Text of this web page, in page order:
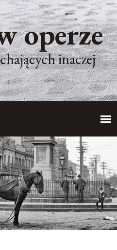
operze
inaczej